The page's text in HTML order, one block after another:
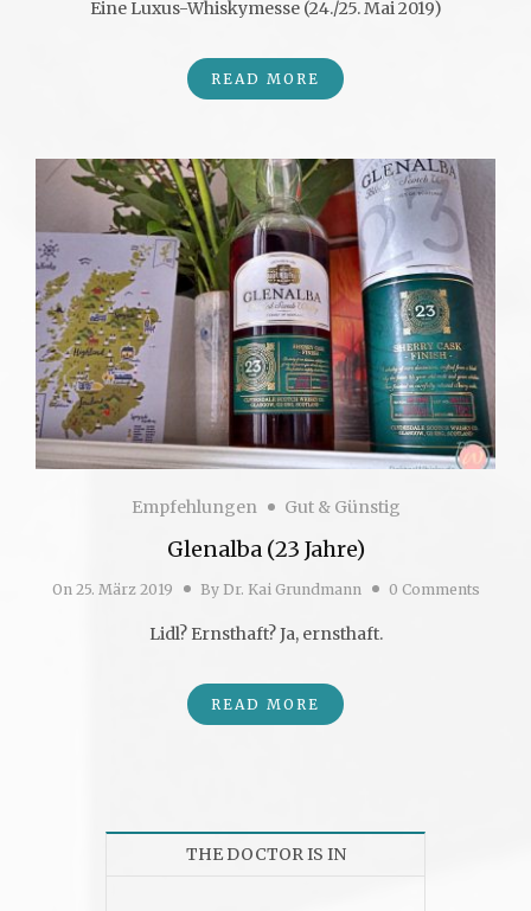
Eine Luxus-Whiskymesse (24./25. Mai 2019)
READ MORE
Empfehlungen Gut & Günstig
Glenalba (23 Jahre)
On 25. März 2019 By Dr. Kai Grundmann 0 Comments
Lidl? Ernsthaft? Ja, ernsthaft.
READ MORE
THE DOCTOR IS IN